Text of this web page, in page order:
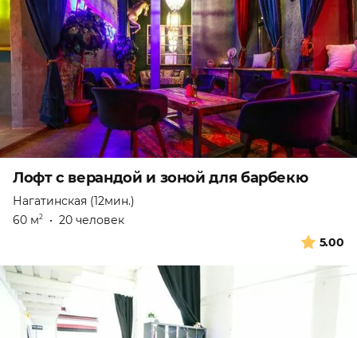
Лофт с верандой и зоной для барбекю
Нагатинская (12мин.)
60 м2 • 20 человек
5.00